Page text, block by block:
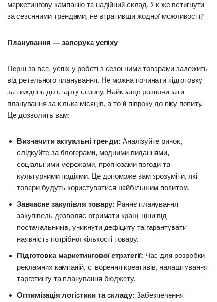
маркетингову кампанію та надійний склад. Як же встигнути
за сезонними трендами, не втративши жодної можливості?
Планування — запорука успіху
Перш за все, успіх у роботі з сезонними товарами залежить
від ретельного планування. Не можна починати підготовку
за тиждень до старту сезону. Найкраще розпочинати
планування за кілька місяців, а то й півроку до піку попиту.
Це дозволить вам:
Визначити актуальні тренди: Аналізуйте ринок,
слідкуйте за блогерами, модними виданнями,
соціальними мережами, прогнозами погоди та
культурними подіями. Це допоможе вам зрозуміти, які
товари будуть користуватися найбільшим попитом.
Завчасне закупівля товару: Раннє планування
закупівель дозволяє отримати кращі ціни від
постачальників, уникнути дефіциту та гарантувати
наявність потрібної кількості товару.
Підготовка маркетингової стратегії: Час для розробки
рекламних кампаній, створення креативів, налаштування
таргетингу та планування бюджету.
Оптимізація логістики та складу: Забезпечення